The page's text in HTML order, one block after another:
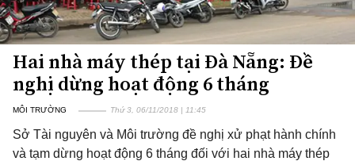
Hai nhà máy thép tại Đà Nẵng: Đề
nghị dừng hoạt động 6 tháng
MÔI TRƯỜNG Thứ 3, 06/11/2018 | 11:45
Sở Tài nguyên và Môi trường đề nghị xử phạt hành chính
và tạm dừng hoạt động 6 tháng đối với hai nhà máy thép